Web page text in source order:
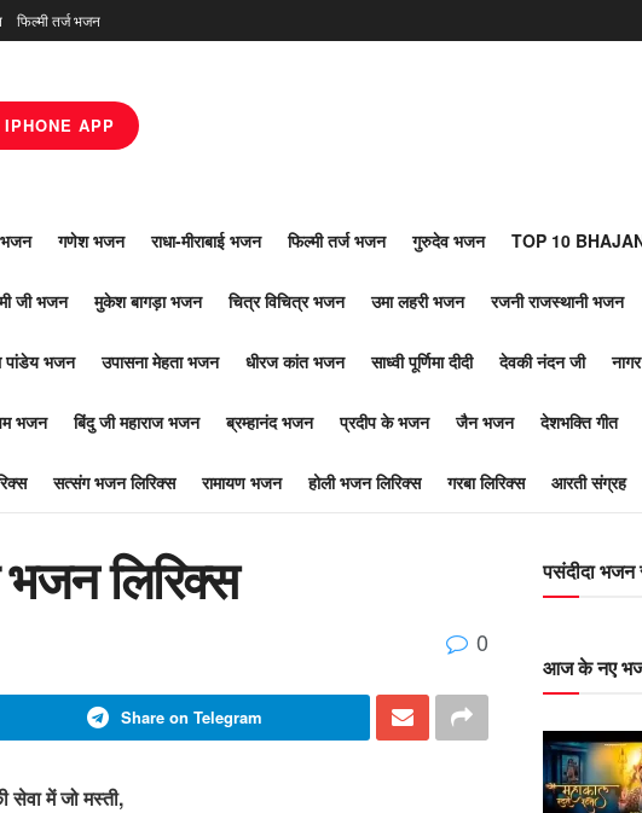
फिल्मी तर्ज भजन
IPHONE APP
भजन गणेश भजन राधा-मीराबाई भजन फिल्मी तर्ज भजन गुरुदेव भजन TOP 10
जी भजन मुकेश बागड़ा भजन चित्र विचित्र भजन उमा लहरी भजन रजनी राजस्थानी भजन
पांडेय भजन उपासना मेहता भजन धीरज कांत भजन साध्वी पूर्णिमा दीदी देवकी नंदन जी
भजन बिंदु जी महाराज भजन ब्रम्हानंद भजन प्रदीप के भजन जैन भजन देशभक्ति गीत
सत्संग भजन लिरिक्स रामायण भजन होली भजन लिरिक्स गरबा लिरिक्स आरती संग्रह
लिरिक्स
0
Share on Telegram
सेवा में जो मस्ती,
पसंदीदा भजन
आज के नए